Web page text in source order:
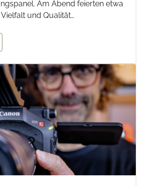
Am Abend feierten etwa
und Qualität…